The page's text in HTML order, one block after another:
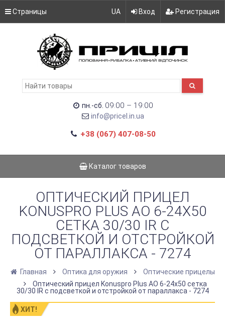
Страницы UA Вход Регистрация
пн.-сб. 09:00 – 19:00
info@pricel.in.ua
+38 (067) 407-08-50
Каталог товаров
ОПТИЧЕСКИЙ ПРИЦЕЛ
KONUSPRO PLUS AO 6-24X50
СЕТКА 30/30 IR С
ПОДСВЕТКОЙ И ОТСТРОЙКОЙ
ОТ ПАРАЛЛАКСА - 7274
Главная Оптика для оружия
Оптические прицелы
Оптический прицел Konuspro Plus AO 6-24x50 сетка
30/30 IR с подсветкой и отстройкой от параллакса - 7274
ХИТ!